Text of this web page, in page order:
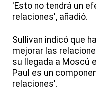
'Esto no tendrá un
relaciones', añadió.
Sullivan indicó que
mejorar las
su llegada a Moscú
Paul es un
relaciones'.